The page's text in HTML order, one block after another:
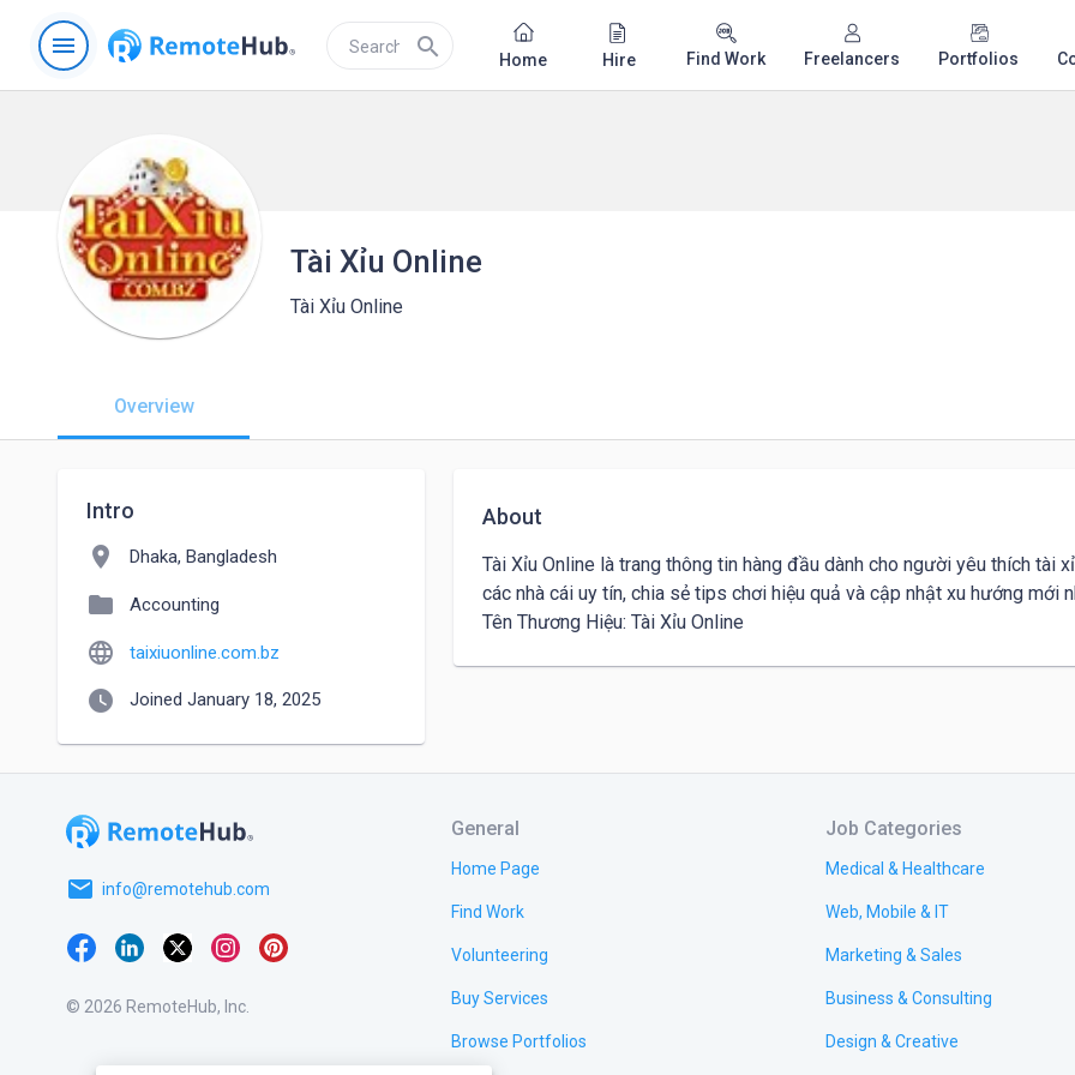
menu search Home Hire Find Work Freelancers Portfolios
Tài Xỉu Online
Tài Xỉu Online
Overview
Intro
location_on Dhaka, Bangladesh
folder Accounting
language taixiuonline.com.bz
watch_later Joined January 18, 2025
About
Tài Xỉu Online là trang thông tin hàng đầu dành cho người yêu thích tài
các nhà cái uy tín, chia sẻ tips chơi hiệu quả và cập nhật xu hướng mới
email info@remotehub.com
© 2026 RemoteHub, Inc.
General
Home Page
Find Work
Volunteering
Buy Services
Browse Portfolios
Job Categories
Medical & Healthcare
Web, Mobile & IT
Marketing & Sales
Business & Consulting
Design & Creative